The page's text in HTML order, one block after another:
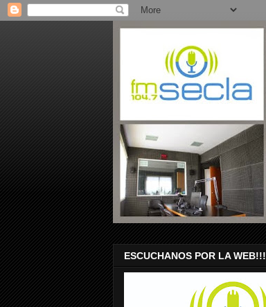
ESCUCHANOS POR LA WEB!!!